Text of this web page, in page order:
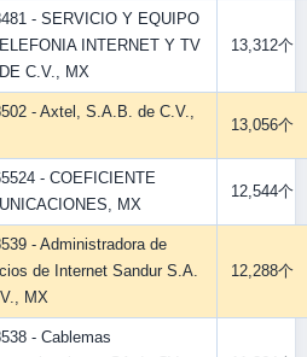
- SERVICIO Y EQUIPO
INTERNET Y TV
C.V., MX
13,312个
- Axtel, S.A.B. de C.V.,
13,056个
- COEFICIENTE
MX
12,544个
- Administradora de
de Internet Sandur S.A.
MX
12,288个
- Cablemas